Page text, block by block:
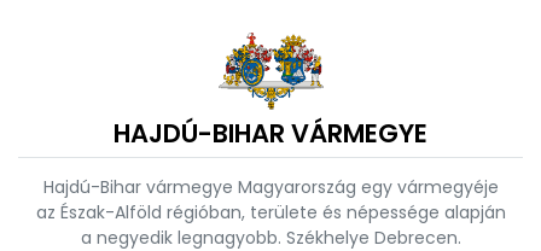
HAJDÚ-BIHAR VÁRMEGYE
Hajdú-Bihar vármegye Magyarország egy vármegyéje
az Észak-Alföld régióban, területe és népessége alapján
a negyedik legnagyobb. Székhelye Debrecen.